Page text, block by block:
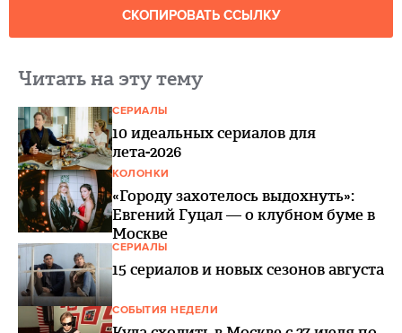
СКОПИРОВАТЬ ССЫЛКУ
Читать на эту тему
СЕРИАЛЫ
10 идеальных сериалов для
лета-2026
КОЛОНКИ
«Городу захотелось выдохнуть»:
Евгений Гуцал — о клубном буме в
Москве
СЕРИАЛЫ
15 сериалов и новых сезонов августа
СОБЫТИЯ НЕДЕЛИ